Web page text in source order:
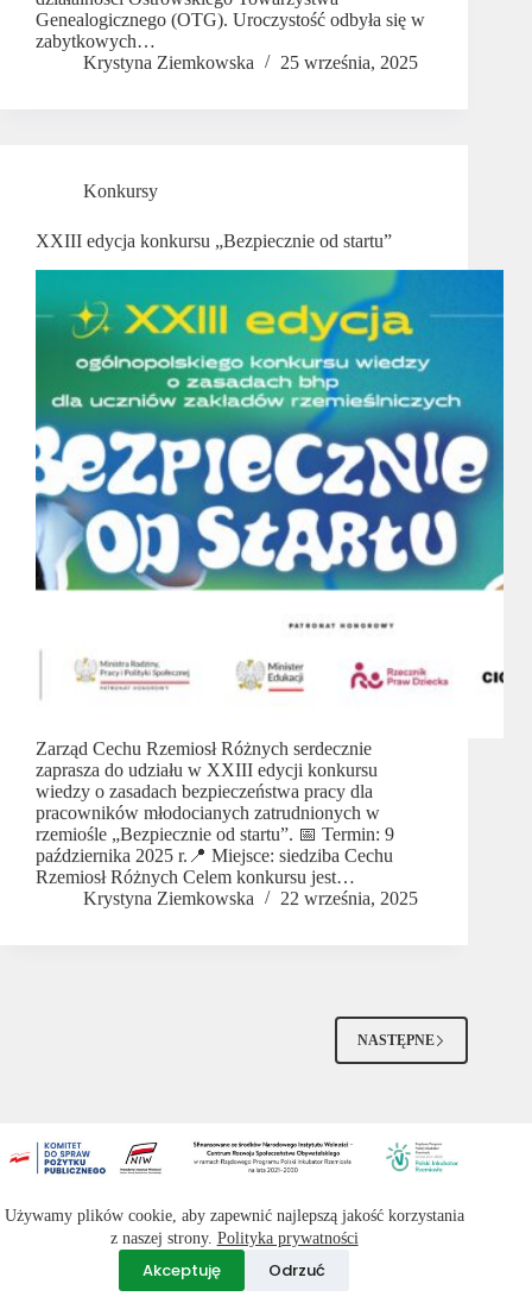
Używamy plików cookie, aby zapewnić najlepszą jakość korzystania
z naszej strony. Polityka prywatności
Akceptuję Odrzuć
Genealogicznego (OTG). Uroczystość odbyła się w
zabytkowych…
Krystyna Ziemkowska
25 września, 2025
Konkursy
XXIII edycja konkursu „Bezpiecznie od startu”
Zarząd Cechu Rzemiosł Różnych serdecznie
zaprasza do udziału w XXIII edycji konkursu
wiedzy o zasadach bezpieczeństwa pracy dla
pracowników młodocianych zatrudnionych w
rzemiośle „Bezpiecznie od startu”. 📅 Termin: 9
października 2025 r.📍 Miejsce: siedziba Cechu
Rzemiosł Różnych Celem konkursu jest…
Krystyna Ziemkowska
22 września, 2025
NASTĘPNE
Wielkopolskim. Wszelkie prawa zastrzeżone.